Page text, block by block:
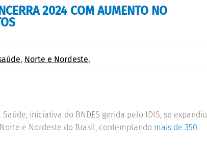
2024 COM AUMENTO NO
, Norte e Nordeste,
iniciativa do BNDES gerida pelo IDIS, se expandiu
e Nordeste do Brasil, contemplando mais de 350